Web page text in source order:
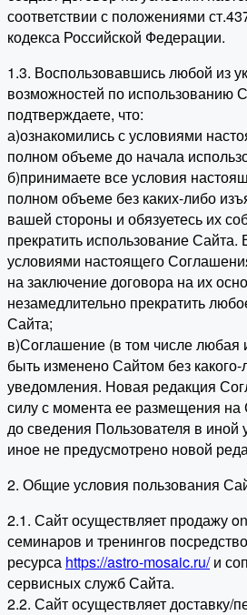
соответствии с положениями
кодекса Российской Федерации.
1.3. Воспользовавшись любой из
возможностей по использованию
подтверждаете, что:
а)ознакомились с условиями
полном объеме до начала
б)принимаете все условия
полном объеме без каких-либо
вашей стороны и обязуетесь их
прекратить использование
условиями настоящего
на заключение договора на их
незамедлительно прекратить
Сайта;
в)Соглашение (в том числе любая
быть изменено Сайтом без
уведомления. Новая редакция
силу с момента ее размещения на
до сведения Пользователя в
иное не предусмотрено новой
2. Общие условия пользования
2.1. Сайт осуществляет продажу
семинаров и тренингов
ресурса https://astro-mosaic.ru/и
сервисных служб Сайта.
2.2. Сайт осуществляет доставку/